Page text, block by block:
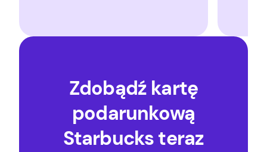
Zdobądź kartę
podarunkową
Starbucks teraz